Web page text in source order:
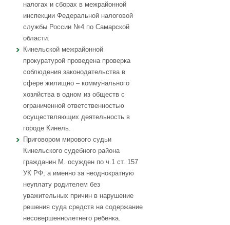
налогах и сборах в межрайонной
инспекции Федеральной налоговой
службы России №4 по Самарской
области.
Кинельской межрайонной
прокуратурой проведена проверка
соблюдения законодательства в
сфере жилищно – коммунального
хозяйства в одном из обществ с
ограниченной ответственностью
осуществляющих деятельность в
городе Кинель.
Приговором мирового судьи
Кинельского судебного района
гражданин М. осужден по ч.1 ст. 157
УК РФ, а именно за неоднократную
неуплату родителем без
уважительных причин в нарушение
решения суда средств на содержание
несовершеннолетнего ребенка.